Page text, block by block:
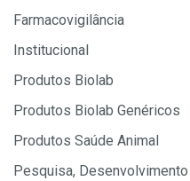
Farmacovigilância
Institucional
Produtos Biolab
Produtos Biolab Genéricos
Produtos Saúde Animal
Pesquisa,